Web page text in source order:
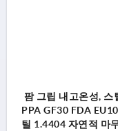
팜 그립 내고온성,
PPA GF30 FDA
틸 1.4404 자연적 마